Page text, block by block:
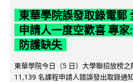
東華學院誤發取錄電郵
申請人一度空歡喜 專
防護缺失
東華學院今日（5 日）大學聯招放榜
11,139 名課程申請人錯誤發出取錄通